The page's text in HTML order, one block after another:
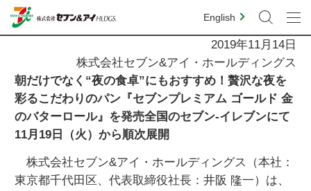
English
2019年11月14日
株式会社セブン&アイ・ホールディングス
朝だけでなく“夜の食卓”にもおすすめ！贅沢な夜を
彩るこだわりのパン『セブンプレミアム ゴールド 金
のバターロール』を発売全国のセブン‐イレブンにて
11月19日（火）から順次展開
株式会社セブン&アイ・ホールディングス（本社：
東京都千代田区、代表取締役社長：井阪 隆一）は、